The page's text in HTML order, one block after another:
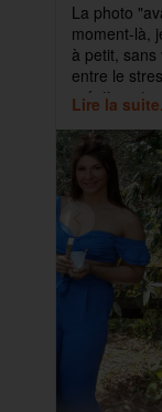
La photo
moment-là,
à petit,
entre le
création et
Lire la